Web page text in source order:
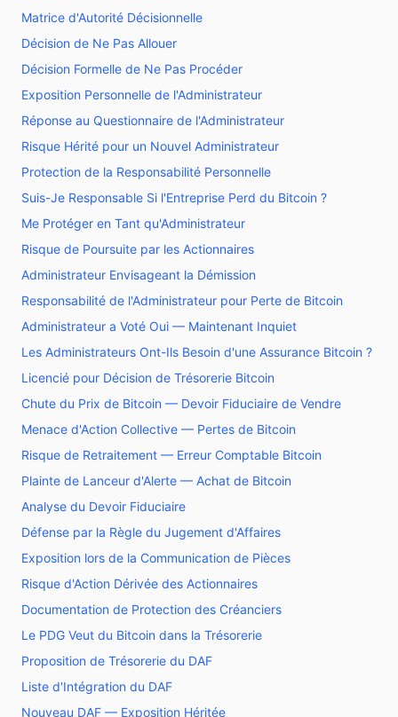
Matrice d'Autorité Décisionnelle
Décision de Ne Pas Allouer
Décision Formelle de Ne Pas Procéder
Exposition Personnelle de l'Administrateur
Réponse au Questionnaire de l'Administrateur
Risque Hérité pour un Nouvel Administrateur
Protection de la Responsabilité Personnelle
Suis-Je Responsable Si l'Entreprise Perd du Bitcoin ?
Me Protéger en Tant qu'Administrateur
Risque de Poursuite par les Actionnaires
Administrateur Envisageant la Démission
Responsabilité de l'Administrateur pour Perte de Bitcoin
Administrateur a Voté Oui — Maintenant Inquiet
Les Administrateurs Ont-Ils Besoin d'une Assurance Bitcoin ?
Licencié pour Décision de Trésorerie Bitcoin
Chute du Prix de Bitcoin — Devoir Fiduciaire de Vendre
Menace d'Action Collective — Pertes de Bitcoin
Risque de Retraitement — Erreur Comptable Bitcoin
Plainte de Lanceur d'Alerte — Achat de Bitcoin
Analyse du Devoir Fiduciaire
Défense par la Règle du Jugement d'Affaires
Exposition lors de la Communication de Pièces
Risque d'Action Dérivée des Actionnaires
Documentation de Protection des Créanciers
Le PDG Veut du Bitcoin dans la Trésorerie
Proposition de Trésorerie du DAF
Liste d'Intégration du DAF
Nouveau DAF — Exposition Héritée